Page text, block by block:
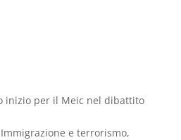
inizio per il Meic nel dibattito
e terrorismo,